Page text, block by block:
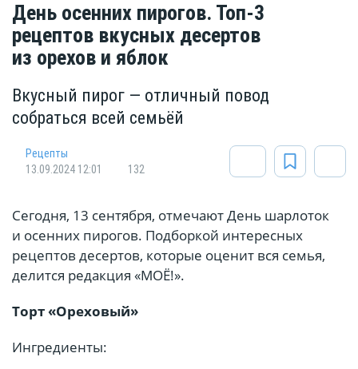
День осенних пирогов. Топ-3
рецептов вкусных десертов
из орехов и яблок
Вкусный пирог — отличный повод
собраться всей семьёй
Рецепты
13.09.2024 12:01
132
Сегодня, 13 сентября, отмечают День шарлоток
и осенних пирогов. Подборкой интересных
рецептов десертов, которые оценит вся семья,
делится редакция «МОЁ!».
Торт «Ореховый»
Ингредиенты: